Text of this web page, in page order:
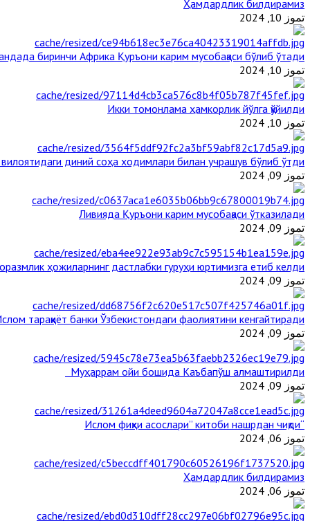
Ҳамдардлик билдирамиз
تموز 10, 2024
биринчи Aфрика Қуръони карим мусобақаси бўлиб ўтади
تموز 10, 2024
Икки томонлама ҳамкорлик йўлга қўйилди
تموز 10, 2024
диний соҳа ходимлари билан учрашув бўлиб ўтди
تموز 09, 2024
Ливияда Қуръони карим мусобақаси ўтказилади
تموز 09, 2024
ҳожиларнинг дастлабки гуруҳи юртимизга етиб келди
تموز 09, 2024
тараққиёт банки Ўзбекистондаги фаолиятини кенгайтиради
تموز 09, 2024
Муҳаррам ойи бошида Каъбапўш алмаштирилди
تموز 09, 2024
“Ислом фиқҳи асослари” китоби нашрдан чиқди
تموز 06, 2024
Ҳамдардлик билдирамиз
تموز 06, 2024